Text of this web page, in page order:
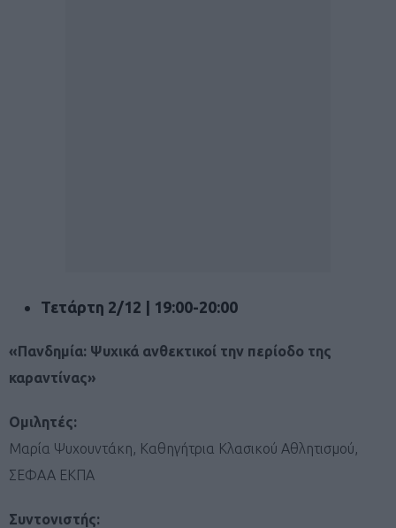
Τετάρτη 2/12 | 19:00-20:00
«Πανδημία: Ψυχικά ανθεκτικοί την περίοδο της
καραντίνας»
Ομιλητές:
Μαρία Ψυχουντάκη, Καθηγήτρια Κλασικού Αθλητισμού,
ΣΕΦΑΑ ΕΚΠΑ
Συντονιστής: